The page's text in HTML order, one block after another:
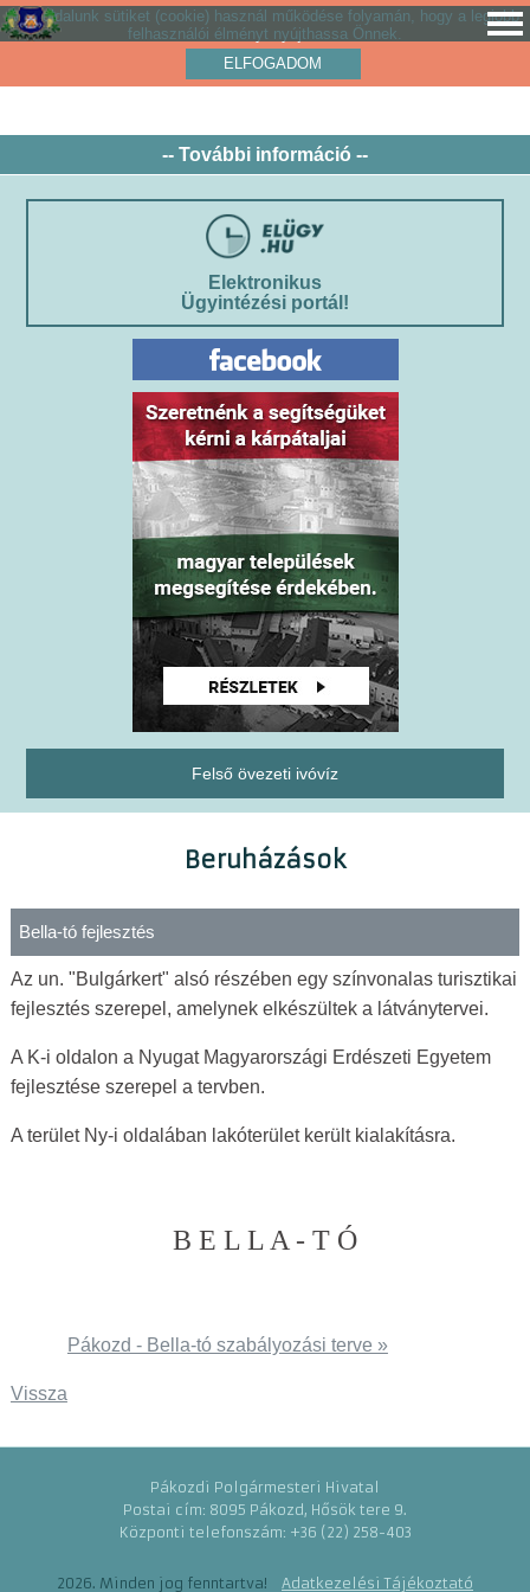
Weboldalunk sütiket (cookie) használ működése folyamán, hogy a legjobb
felhasználói élményt nyújthassa Önnek.
ELFOGADOM
-- További információ --
Elektronikus
Ügyintézési portál!
Felső övezeti ivóvíz
Beruházások
Bella-tó fejlesztés
Az un. "Bulgárkert" alsó részében egy színvonalas turisztikai
fejlesztés szerepel, amelynek elkészültek a látványtervei.
A K-i oldalon a Nyugat Magyarországi Erdészeti Egyetem
fejlesztése szerepel a tervben.
A terület Ny-i oldalában lakóterület került kialakításra.
B E L L A - T Ó
Pákozd - Bella-tó szabályozási terve »
Vissza
Pákozdi Polgármesteri Hivatal
Postai cím: 8095 Pákozd, Hősök tere 9.
Központi telefonszám: +36 (22) 258-403
2026. Minden jog fenntartva! Adatkezelési Tájékoztató